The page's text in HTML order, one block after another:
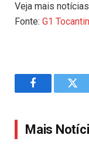
Veja mais
Fonte: G1
Facebook
Mais